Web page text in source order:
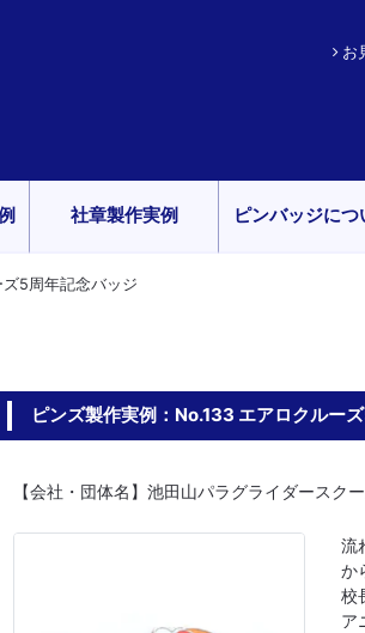
お
社章製作実例 ピンバッジにつ
5周年記念バッジ
ピンズ製作実例：No.133 エアロクルー
【会社・団体名】池田山パラグライダースク
流
か
校
ア